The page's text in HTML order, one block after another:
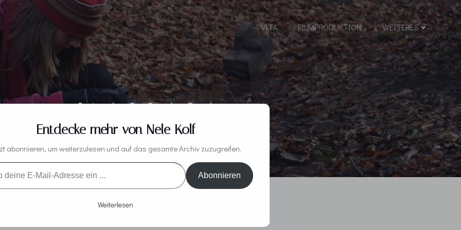
VITA FILMPRODUKTION WEITERES
04: KAITAIA
Entdecke mehr von Nele Kolf
abonnieren, um weiterzulesen und auf das gesamte Archiv zuzugreifen.
Abonnieren
Weiterlesen